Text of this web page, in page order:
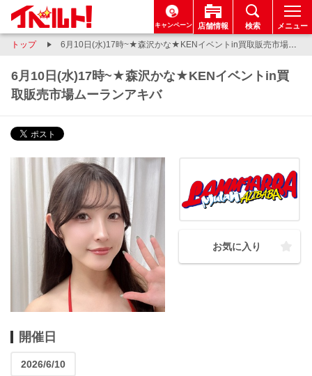
キャンペーン 店舗情報 検索 メニュー
トップ 6月10日(水)17時~★森沢かな★KENイベントin買取販売市場ムーランアキバ
6月10日(水)17時~★森沢かな★KENイベントin買
取販売市場ムーランアキバ
お気に入り
開催日
2026/6/10